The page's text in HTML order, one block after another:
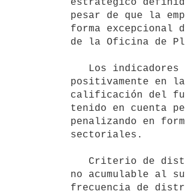
pesar de que la
forma excepcional
de la Oficina de
positivamente en
calificación del
tenido en cuenta
penalizando en
sectoriales.
no acumulable al
frecuencia de